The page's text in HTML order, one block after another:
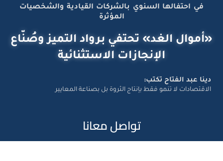
في احتفالها السنوي بالشركات القيادية والشخصيات
المؤثرة
«أموال الغد» تحتفي برواد التميز وصُنّاع
الإنجازات الاستثنائية
دينا عبد الفتاح تكتب:
الاقتصادات لا تنمو فقط بإنتاج الثروة بل بصناعة المعايير
تواصل معانا